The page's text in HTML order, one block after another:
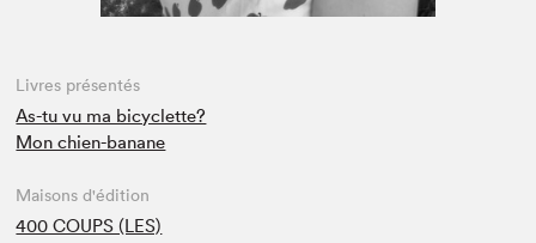
Livres présentés
As-tu vu ma bicyclette?
Mon chien-banane
Maisons d'édition
400 COUPS (LES)